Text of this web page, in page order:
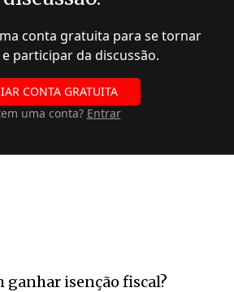
conta gratuita para se tornar
participar da discussão.
CONTA GRATUITA
uma conta? Entrar
ganhar isenção fiscal?